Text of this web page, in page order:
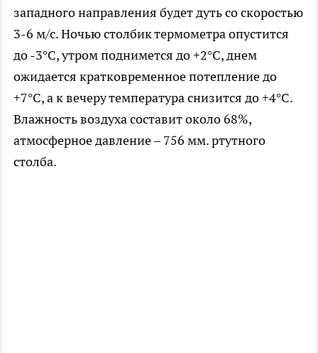
западного направления будет дуть со скоростью
3-6 м/с. Ночью столбик термометра опустится
до -3°C, утром поднимется до +2°C, днем
ожидается кратковременное потепление до
+7°C, а к вечеру температура снизится до +4°C.
Влажность воздуха составит около 68%,
атмосферное давление – 756 мм. ртутного
столба.